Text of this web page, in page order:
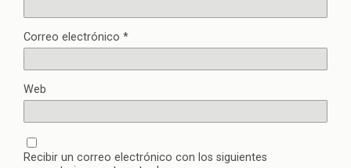
Correo electrónico *
Web
Recibir un correo electrónico con los siguientes